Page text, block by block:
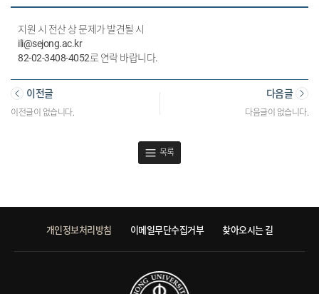
지원 시 전산 상 문제가 발견될 시
ili@sejong.ac.kr
82-02-3408-4052로 연락 바랍니다.
이전글
이전글이 없습니다.
다음글
다음글이 없습니다.
목록
개인정보처리방침 이메일무단수집거부 찾아오시는 길